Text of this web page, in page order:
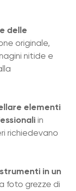
delle
originale,
nitide e
elementi
in
richiedevano
in un
foto grezze di